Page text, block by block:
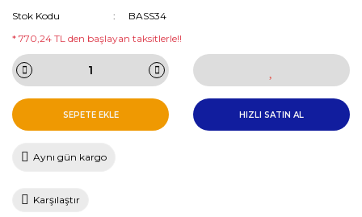
Stok Kodu
BASS34
* 770,24 TL den başlayan taksitlerle!!
SEPETE EKLE HIZLI SATIN AL
Aynı gün kargo
Karşılaştır